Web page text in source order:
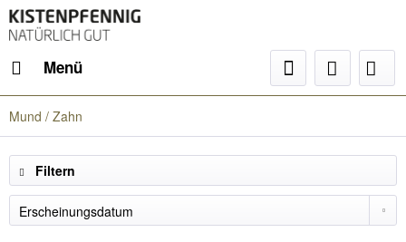
Menü
Mund / Zahn
Filtern